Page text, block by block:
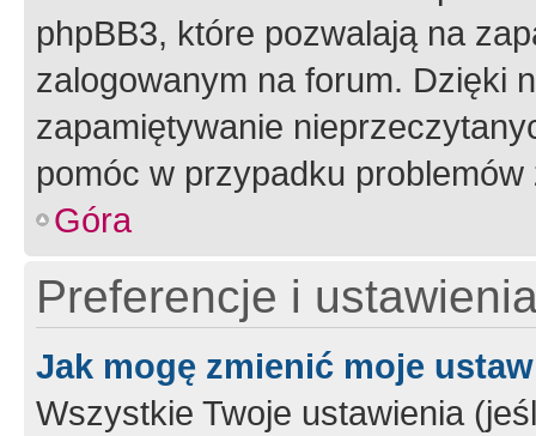
phpBB3, które pozwalają na
zalogowanym na forum. Dzięki
zapamiętywanie
pomóc w przypadku
Góra
Preferencje i
Jak mogę zmienić moje
Wszystkie Twoje ustawienia